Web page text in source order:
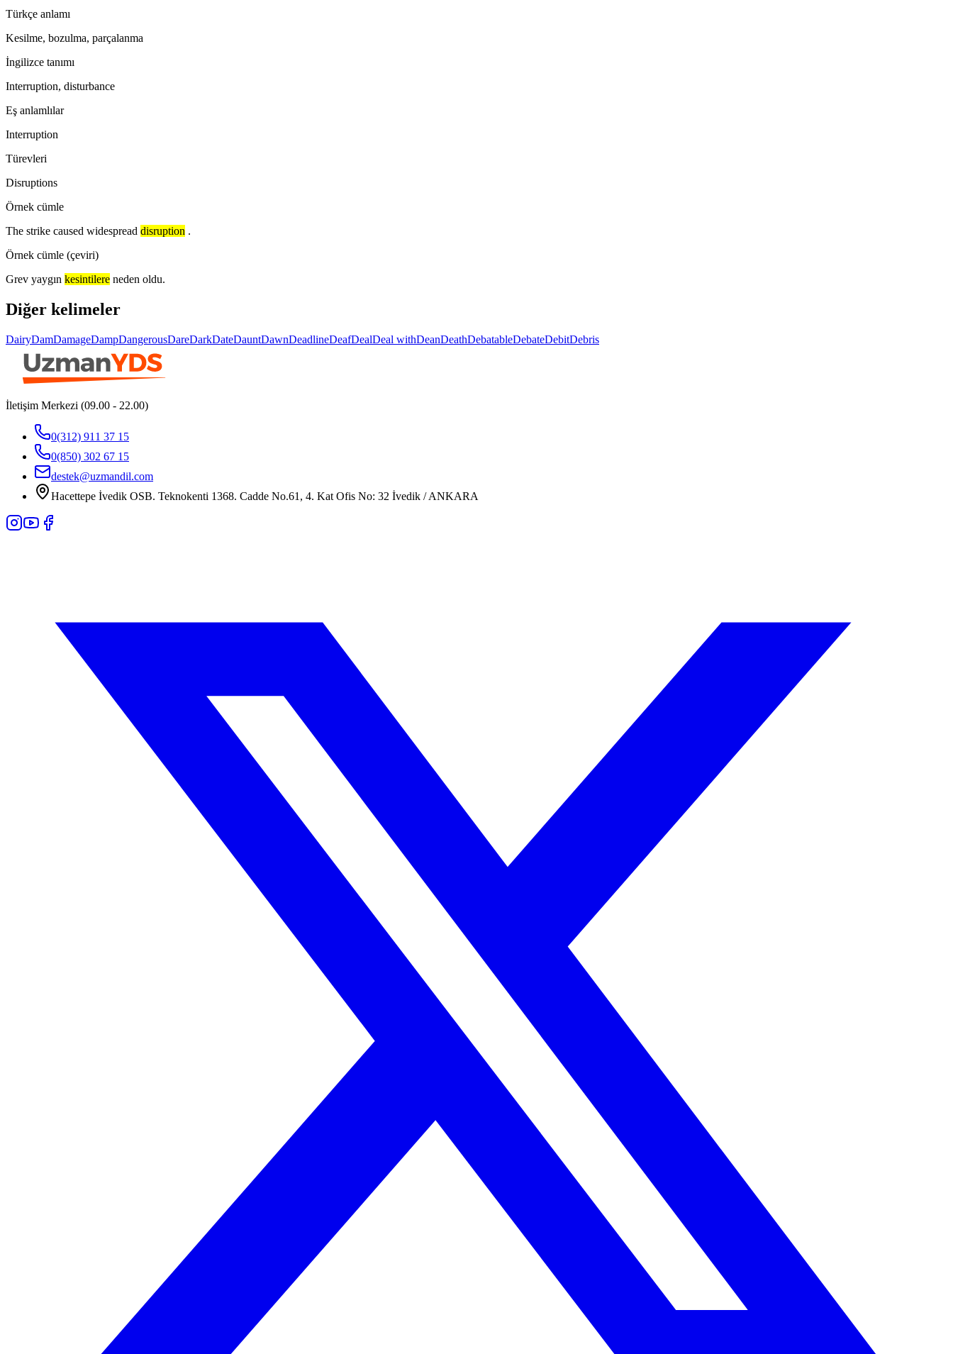
Türkçe anlamı
Kesilme, bozulma, parçalanma
İngilizce tanımı
Interruption, disturbance
Eş anlamlılar
Interruption
Türevleri
Disruptions
Örnek cümle
The strike caused widespread disruption .
Örnek cümle (çeviri)
Grev yaygın kesintilere neden oldu.
Diğer kelimeler
DairyDamDamageDampDangerousDareDarkDateDauntDawnDeadlineDeafDealDeal withDeanDeathDebatableDebateDebitDebris
İletişim Merkezi (09.00 - 22.00)
0(312) 911 37 15
0(850) 302 67 15
destek@uzmandil.com
Hacettepe İvedik OSB. Teknokenti 1368. Cadde No.61, 4. Kat Ofis No: 32 İvedik / ANKARA